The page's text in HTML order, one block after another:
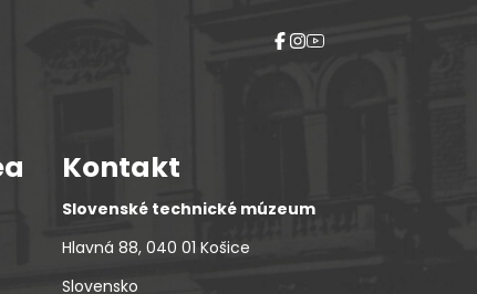
Kontakt
Slovenské technické múzeum
Hlavná 88, 040 01 Košice
Slovensko